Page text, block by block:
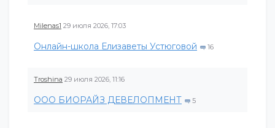
Milenas1 29 июля 2026, 17:03
Онлайн-школа Елизаветы Устюговой 16
Troshina 29 июля 2026, 11:16
ООО БИОРАЙЗ ДЕВЕЛОПМЕНТ 5